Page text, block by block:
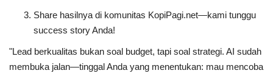
Share hasilnya di komunitas KopiPagi.net—kami tunggu
success story Anda!
"Lead berkualitas bukan soal budget, tapi soal strategi. AI sudah
membuka jalan—tinggal Anda yang menentukan: mau mencoba